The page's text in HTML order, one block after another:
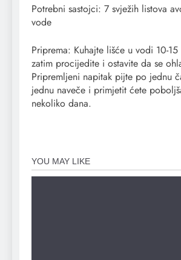
Potrebni sastojci: 7 svježih listova
vode
Priprema: Kuhajte lišće u vodi 10-
zatim procijedite i ostavite da se
Pripremljeni napitak pijte po jednu
jednu naveče i primjetit ćete
nekoliko dana.